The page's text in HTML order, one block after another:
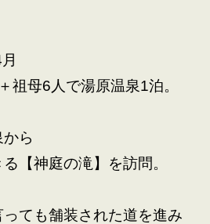
祖母6人で湯原温泉1泊。
ら
【神庭の滝】を訪問。
っても舗装された道を進み